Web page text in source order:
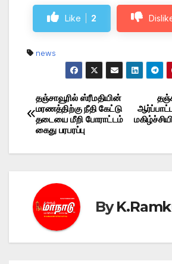
Like 2
news
Post
navigation
தஞ்சாவூரில் ஸ்ரீமதியின்
மரணத்திற்கு நீதி கேட்டு
தடையை மீறி போராட்டம்
கைது பரபரப்பு
By